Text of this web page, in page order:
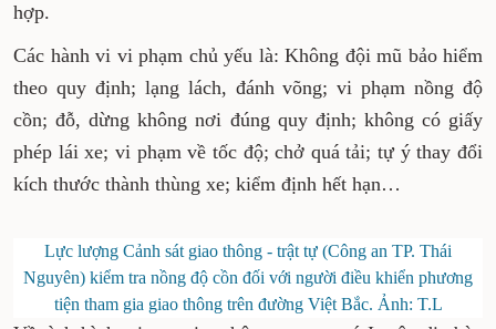
hợp.
Các hành vi vi phạm chủ yếu là: Không đội mũ bảo hiểm
theo quy định; lạng lách, đánh võng; vi phạm nồng độ
cồn; đỗ, dừng không nơi đúng quy định; không có giấy
phép lái xe; vi phạm về tốc độ; chở quá tải; tự ý thay đổi
kích thước thành thùng xe; kiểm định hết hạn…
Lực lượng Cảnh sát giao thông - trật tự (Công an TP. Thái
Nguyên) kiểm tra nồng độ cồn đối với người điều khiển phương
tiện tham gia giao thông trên đường Việt Bắc. Ảnh: T.L